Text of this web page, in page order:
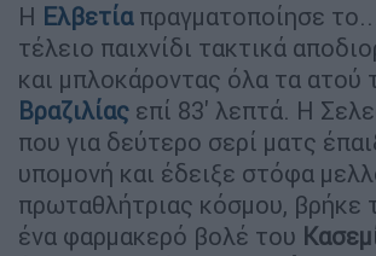
Η Ελβετίαπραγματοποίησε
τέλειο παιχνίδι τακτικά
και μπλοκάροντας όλα τα ατού
Βραζιλίας επί 83' λεπτά. Η
που για δεύτερο σερί ματς
υπομονή και έδειξε στόφα
πρωταθλήτριας κόσμου, βρήκε
ένα φαρμακερό βολέ του